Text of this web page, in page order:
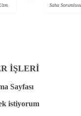
Saha Sorumlusu
İŞLERİ
Sayfası
istiyorum